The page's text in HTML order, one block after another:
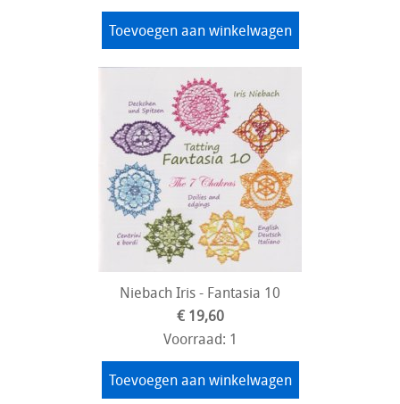
Toevoegen aan winkelwagen
Niebach Iris - Fantasia 10
€ 19,60
Voorraad: 1
Toevoegen aan winkelwagen